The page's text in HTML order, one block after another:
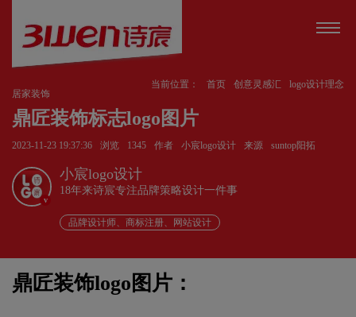
当前位置： 首页 创意灵感汇
logo设计理念
居家装饰
鼎匠装饰标志logo图片
2023-11-23 19:37:36 浏览 1345 作者 小宸logo设计 来源 suntop阳拓
v
小宸logo设计
18年来诗宸专注品牌策略设计一件事
品牌设计师、商标注册、网站设计
鼎匠装饰logo图片：